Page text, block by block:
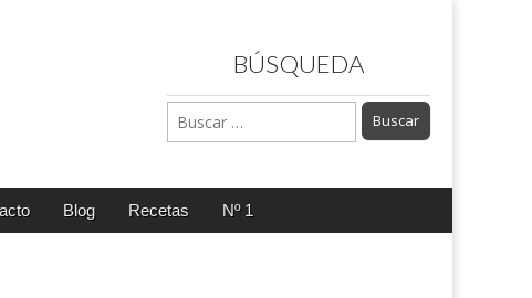
BÚSQUEDA
Buscar:
Blog Recetas Nº 1